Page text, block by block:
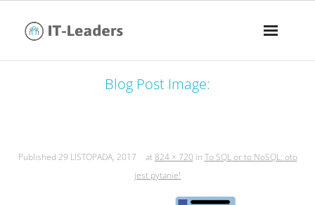
Blog Post Image:
Published 29 LISTOPADA, 2017 at824 × 720 in To SQL or to NoSQL: oto
jest pytanie!